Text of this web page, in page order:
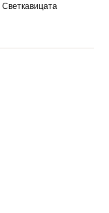
Светкавицата